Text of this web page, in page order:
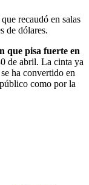
recaudó en salas
de dólares.
que pisa fuerte en
de abril. La cinta ya
ha convertido en
como por la